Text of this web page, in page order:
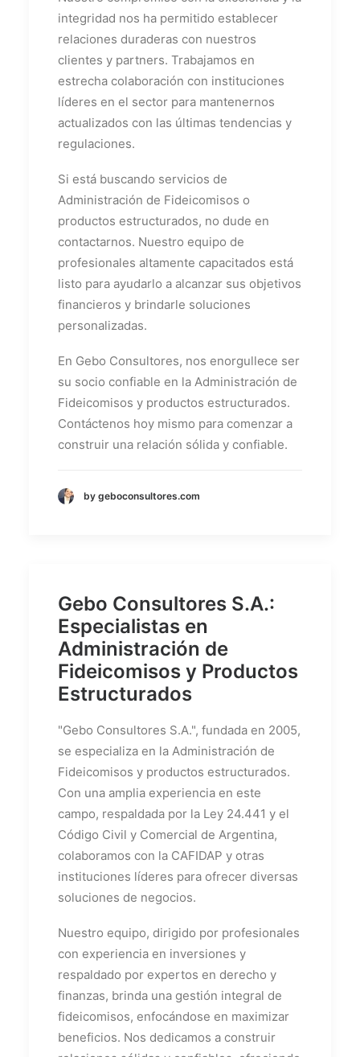
integridad nos ha permitido establecer
relaciones duraderas con nuestros
clientes y partners. Trabajamos en
estrecha colaboración con instituciones
líderes en el sector para mantenernos
actualizados con las últimas tendencias y
regulaciones.
Si está buscando servicios de
Administración de Fideicomisos o
productos estructurados, no dude en
contactarnos. Nuestro equipo de
profesionales altamente capacitados está
listo para ayudarlo a alcanzar sus objetivos
financieros y brindarle soluciones
personalizadas.
En Gebo Consultores, nos enorgullece ser
su socio confiable en la Administración de
Fideicomisos y productos estructurados.
Contáctenos hoy mismo para comenzar a
construir una relación sólida y confiable.
by geboconsultores.com
Gebo Consultores S.A.:
Especialistas en
Administración de
Fideicomisos y Productos
Estructurados
"Gebo Consultores S.A.", fundada en 2005,
se especializa en la Administración de
Fideicomisos y productos estructurados.
Con una amplia experiencia en este
campo, respaldada por la Ley 24.441 y el
Código Civil y Comercial de Argentina,
colaboramos con la CAFIDAP y otras
instituciones líderes para ofrecer diversas
soluciones de negocios.
Nuestro equipo, dirigido por profesionales
con experiencia en inversiones y
respaldado por expertos en derecho y
finanzas, brinda una gestión integral de
fideicomisos, enfocándose en maximizar
beneficios. Nos dedicamos a construir